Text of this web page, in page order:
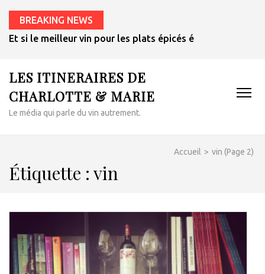
BREAKING NEWS
Et si le meilleur vin pour les plats épicés était un rosé de
LES ITINERAIRES DE
CHARLOTTE & MARIE
Le média qui parle du vin autrement.
Accueil > vin (Page 2)
Étiquette : vin